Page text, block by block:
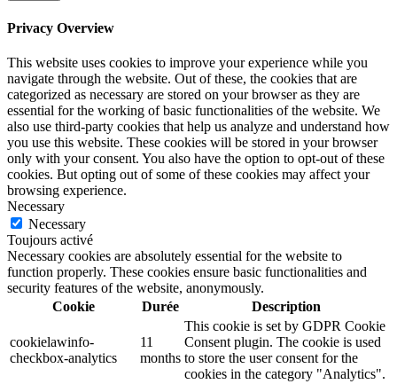
Privacy Overview
This website uses cookies to improve your experience while you
navigate through the website. Out of these, the cookies that are
categorized as necessary are stored on your browser as they are
essential for the working of basic functionalities of the website. We
also use third-party cookies that help us analyze and understand how
you use this website. These cookies will be stored in your browser
only with your consent. You also have the option to opt-out of these
cookies. But opting out of some of these cookies may affect your
browsing experience.
Necessary
Necessary
Toujours activé
Necessary cookies are absolutely essential for the website to
function properly. These cookies ensure basic functionalities and
security features of the website, anonymously.
Cookie
Durée Description
cookielawinfo-
checkbox-analytics
11
months
This cookie is set by GDPR Cookie
Consent plugin. The cookie is used
to store the user consent for the
cookies in the category "Analytics".